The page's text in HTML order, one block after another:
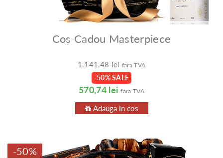
Coș Cadou Masterpiece
1.141,48 lei fara TVA
-50% SALE
570,74 lei fara TVA
Adauga in cos
-50%